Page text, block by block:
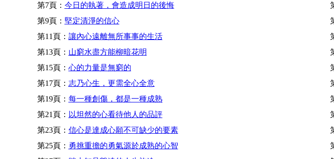
第7頁： 今日的執著，會造成明日的後悔
第9頁： 堅定清淨的信心
第11頁： 讓內心遠離無所事事的生活
第13頁： 山窮水盡方能柳暗花明
第15頁： 心的力量是無窮的
第17頁： 志乃心生，更需全心全意
第19頁： 每一種創傷，都是一種成熟
第21頁： 以坦然的心看待他人的品評
第23頁： 信心是達成心願不可缺少的要素
第25頁： 勇挑重擔的勇氣源於成熟的心智